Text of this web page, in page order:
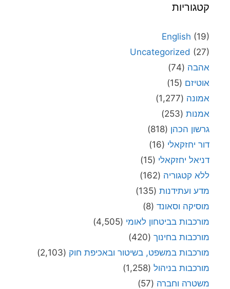
קטגוריות
English (19)
Uncategorized (27)
אהבה (74)
אוטיזם (15)
אמונה (1,277)
אמנות (253)
גרשון הכהן (818)
דור יחזקאלי (16)
דניאל יחזקאלי (15)
ללא קטגוריה (162)
מדע ועתידנות (135)
מוסיקה וסאונד (8)
מורכבות בביטחון לאומי (4,505)
מורכבות בחינוך (420)
מורכבות במשפט, בשיטור ובאכיפת חוק (2,103)
מורכבות בניהול (1,258)
משטרה וחברה (57)